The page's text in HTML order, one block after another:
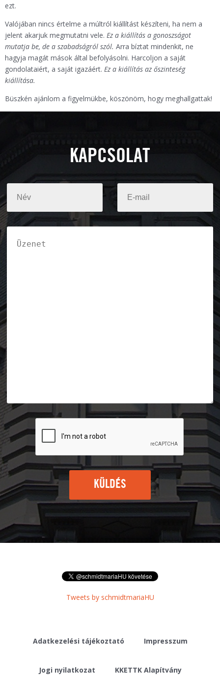
ezt.
Valójában nincs értelme a múltról kiállítást készíteni, ha nem a
jelent akarjuk megmutatni vele. Ez a kiállítás a gonoszságot
mutatja be, de a szabadságról szól. Arra bíztat mindenkit, ne
hagyja magát mások által befolyásolni. Harcoljon a saját
gondolataiért, a saját igazáért. Ez a kiállítás az őszinteség
kiállítása.
Büszkén ajánlom a figyelmükbe, köszönöm, hogy meghallgattak!
KAPCSOLAT
KÜLDÉS
Tweets by schmidtmariaHU
Adatkezelési tájékoztató Impresszum
Jogi nyilatkozat KKETTK Alapítvány